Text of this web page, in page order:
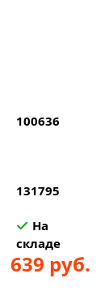
100636
131795
На
складе
639 руб.